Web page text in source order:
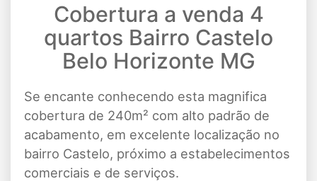
Cobertura a venda 4
quartos Bairro Castelo
Belo Horizonte MG
Se encante conhecendo esta magnifica
cobertura de 240m² com alto padrão de
acabamento, em excelente localização no
bairro Castelo, próximo a estabelecimentos
comerciais e de serviços.